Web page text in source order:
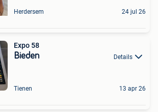
Herdersem 24 jul 26
Expo 58
Bieden Details
Tienen 13 apr 26